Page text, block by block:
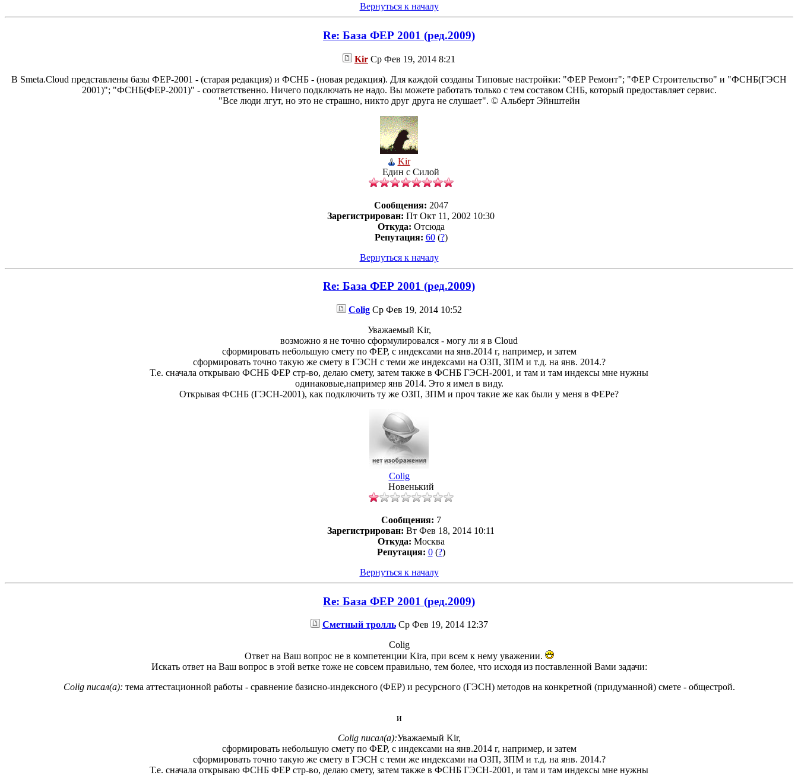
Вернуться к началу
Re: База ФЕР 2001 (ред.2009)
Kir Ср Фев 19, 2014 8:21
В Smeta.Cloud представлены базы ФЕР-2001 - (старая редакция) и ФСНБ - (новая редакция). Для каждой созданы Типовые настройки: "ФЕР Ремонт"; "ФЕР Строительство" и "ФСНБ(ГЭСН
2001)"; "ФСНБ(ФЕР-2001)" - соответственно. Ничего подключать не надо. Вы можете работать только с тем составом СНБ, который предоставляет сервис.
"Все люди лгут, но это не страшно, никто друг друга не слушает". © Альберт Эйнштейн
Kir
Един с Силой
Сообщения: 2047
Зарегистрирован: Пт Окт 11, 2002 10:30
Откуда: Отсюда
Репутация: 60(?)
Вернуться к началу
Re: База ФЕР 2001 (ред.2009)
ColigСр Фев 19, 2014 10:52
Уважаемый Kir,
возможно я не точно сформулировался - могу ли я в Cloud
сформировать небольшую смету по ФЕР, с индексами на янв.2014 г, например, и затем
сформировать точно такую же смету в ГЭСН с теми же индексами на ОЗП, ЗПМ и т.д. на янв. 2014.?
Т.е. сначала открываю ФСНБ ФЕР стр-во, делаю смету, затем также в ФСНБ ГЭСН-2001, и там и там индексы мне нужны
одинаковые,например янв 2014. Это я имел в виду.
Открывая ФСНБ (ГЭСН-2001), как подключить ту же ОЗП, ЗПМ и проч такие же как были у меня в ФЕРе?
Colig
Новенький
Сообщения: 7
Зарегистрирован: Вт Фев 18, 2014 10:11
Откуда: Москва
Репутация: 0(?)
Вернуться к началу
Re: База ФЕР 2001 (ред.2009)
Сметный тролльСр Фев 19, 2014 12:37
Colig
Ответ на Ваш вопрос не в компетенции Kira, при всем к нему уважении.
Искать ответ на Ваш вопрос в этой ветке тоже не совсем правильно, тем более, что исходя из поставленной Вами задачи:
Colig писал(а): тема аттестационной работы - сравнение базисно-индексного (ФЕР) и ресурсного (ГЭСН) методов на конкретной (придуманной) смете - общестрой.
и
Colig писал(а):Уважаемый Kir,
сформировать небольшую смету по ФЕР, с индексами на янв.2014 г, например, и затем
сформировать точно такую же смету в ГЭСН с теми же индексами на ОЗП, ЗПМ и т.д. на янв. 2014.?
Т.е. сначала открываю ФСНБ ФЕР стр-во, делаю смету, затем также в ФСНБ ГЭСН-2001, и там и там индексы мне нужны